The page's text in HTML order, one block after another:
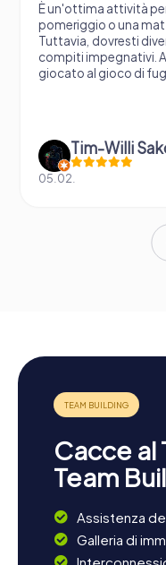
È un'ottima attività
pomeriggio o una
Tuttavia, dovresti
compiti impegnativi.
giocato al gioco di
Tim-Willi
05.02.
Cacce al
Team
Assistenza
Galleria di